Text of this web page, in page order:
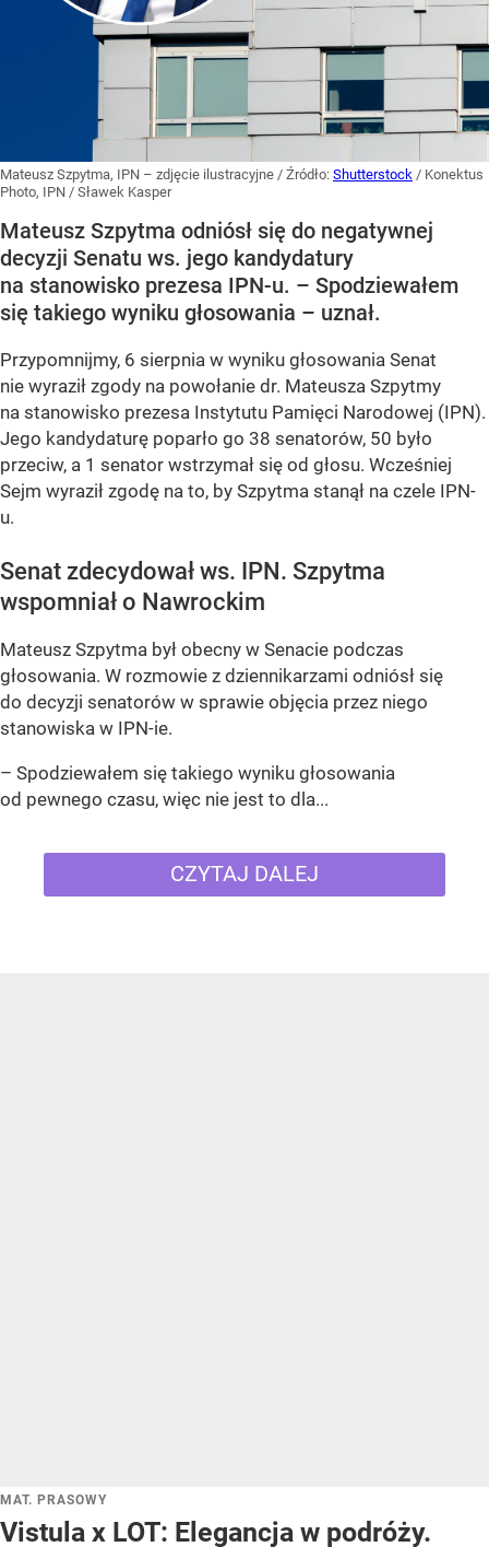
Mateusz Szpytma, IPN – zdjęcie ilustracyjne / Źródło: Shutterstock / Konektus
Photo, IPN / Sławek Kasper
Mateusz Szpytma odniósł się do negatywnej
decyzji Senatu ws. jego kandydatury
na stanowisko prezesa IPN-u. – Spodziewałem
się takiego wyniku głosowania – uznał.
Przypomnijmy, 6 sierpnia w wyniku głosowania Senat
nie wyraził zgody na powołanie dr. Mateusza Szpytmy
na stanowisko prezesa Instytutu Pamięci Narodowej (IPN).
Jego kandydaturę poparło go 38 senatorów, 50 było
przeciw, a 1 senator wstrzymał się od głosu. Wcześniej
Sejm wyraził zgodę na to, by Szpytma stanął na czele IPN-
u.
Senat zdecydował ws. IPN. Szpytma
wspomniał o Nawrockim
Mateusz Szpytma był obecny w Senacie podczas
głosowania. W rozmowie z dziennikarzami odniósł się
do decyzji senatorów w sprawie objęcia przez niego
stanowiska w IPN-ie.
– Spodziewałem się takiego wyniku głosowania
od pewnego czasu, więc nie jest to dla...
CZYTAJ DALEJ
MAT. PRASOWY
Vistula x LOT: Elegancja w podróży.